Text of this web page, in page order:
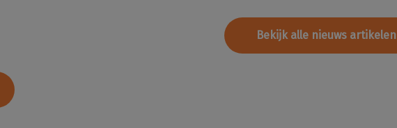
Bekijk alle nieuws artikelen